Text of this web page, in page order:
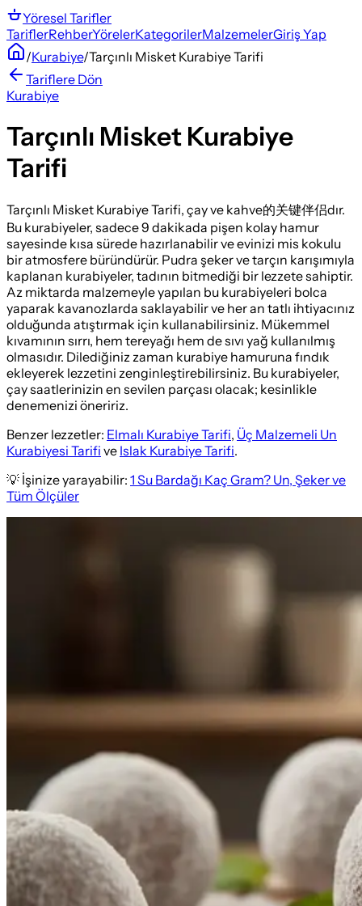
Yöresel Tarifler
TariflerRehberYörelerKategorilerMalzemelerGiriş Yap
/Kurabiye/Tarçınlı Misket Kurabiye Tarifi
Tariflere Dön
Kurabiye
Tarçınlı Misket Kurabiye
Tarifi
Tarçınlı Misket Kurabiye Tarifi, çay ve kahve的关键伴侣dır.
Bu kurabiyeler, sadece 9 dakikada pişen kolay hamur
sayesinde kısa sürede hazırlanabilir ve evinizi mis kokulu
bir atmosfere büründürür. Pudra şeker ve tarçın karışımıyla
kaplanan kurabiyeler, tadının bitmediği bir lezzete sahiptir.
Az miktarda malzemeyle yapılan bu kurabiyeleri bolca
yaparak kavanozlarda saklayabilir ve her an tatlı ihtiyacınız
olduğunda atıştırmak için kullanabilirsiniz. Mükemmel
kıvamının sırrı, hem tereyağı hem de sıvı yağ kullanılmış
olmasıdır. Dilediğiniz zaman kurabiye hamuruna fındık
ekleyerek lezzetini zenginleştirebilirsiniz. Bu kurabiyeler,
çay saatlerinizin en sevilen parçası olacak; kesinlikle
denemenizi öneririz.
Benzer lezzetler: Elmalı Kurabiye Tarifi, Üç Malzemeli Un
Kurabiyesi Tarifi ve Islak Kurabiye Tarifi.
💡 İşinize yarayabilir: 1 Su Bardağı Kaç Gram? Un, Şeker ve
Tüm Ölçüler